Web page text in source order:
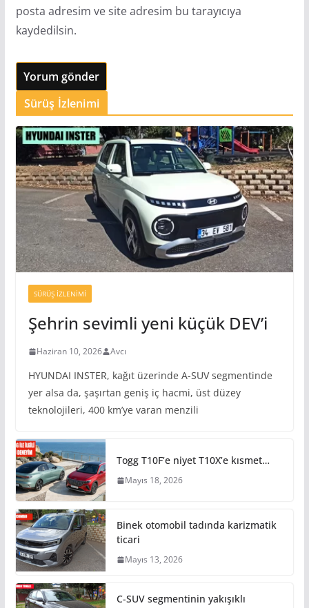
posta adresim ve site adresim bu tarayıcıya
kaydedilsin.
Sürüş İzlenimi
SÜRÜŞ İZLENIMI
Şehrin sevimli yeni küçük DEV’i
Haziran 10, 2026 Avcı
HYUNDAI INSTER, kağıt üzerinde A-SUV segmentinde
yer alsa da, şaşırtan geniş iç hacmi, üst düzey
teknolojileri, 400 km’ye varan menzili
Togg T10F’e niyet T10X’e kısmet…
Mayıs 18, 2026
Binek otomobil tadında karizmatik
ticari
Mayıs 13, 2026
C-SUV segmentinin yakışıklı